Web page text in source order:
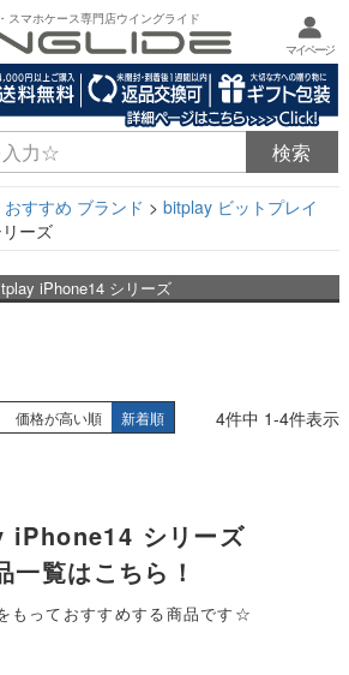
スマホケース専門店ウイングライド
マイページ
すすめ ブランド
bitplay ビットプレイ
ーズ
iPhone14 シリーズ
価格が高い順 新着順 4件中 1-4件表示
シリーズ
一覧はこちら！
もっておすすめする商品です☆